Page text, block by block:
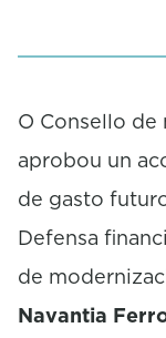
O Consello de
aprobou un
de gasto
Defensa
de
Navantia